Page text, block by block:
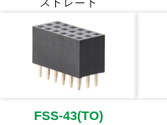
FSS-43(TO)